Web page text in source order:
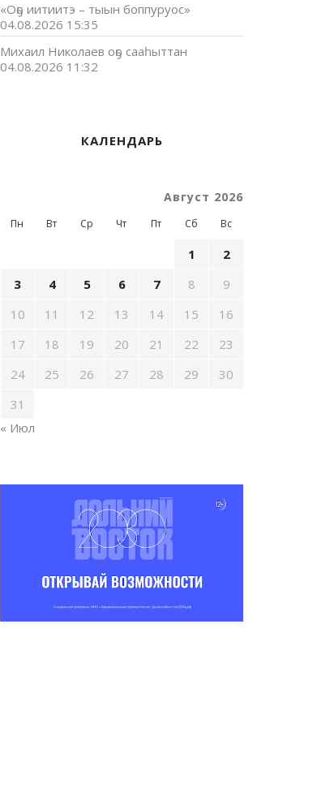
«Оҕо иитиитэ – тыын боппуруос»
04.08.2026 15:35
Михаил Николаев оҕо сааһыттан
04.08.2026 11:32
КАЛЕНДАРЬ
Август 2026
Пн Вт Ср Чт Пт Сб Вс
1
2
3
4 5 6 7 8
9
10
11 12 13 14 15
16
17
18 19 20 21 22
23
24
25 26 27 28 29
30
31
« Июл